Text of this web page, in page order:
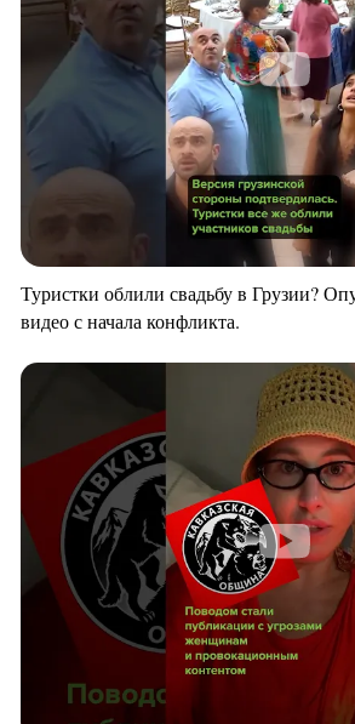
Туристки облили свадьбу в Грузии?
видео с начала конфликта.